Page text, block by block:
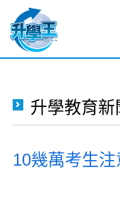
升學教育新
10幾萬考生